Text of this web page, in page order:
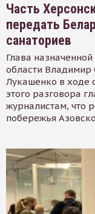
Часть
передать
санаториев
Глава
области Владимир
Лукашенко в ходе
этого разговора
журналистам, что
побережья